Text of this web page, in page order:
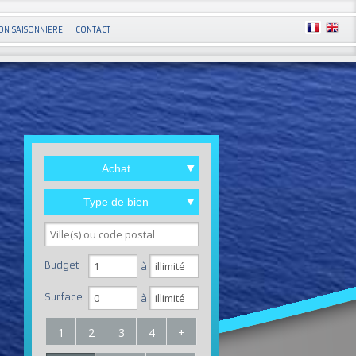
SAISONNIERE CONTACT
Achat
Type de bien
Budget à
Surface à
1 2 3 4 +